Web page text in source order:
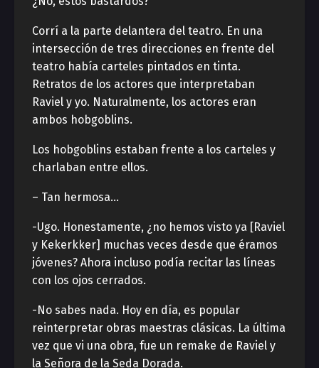
Corrí a la parte delantera del teatro. En una
intersección de tres direcciones en frente del
teatro había carteles pintados en tinta.
Retratos de los actores que interpretaban
Raviel y yo. Naturalmente, los actores eran
ambos hobgoblins.
Los hobgoblins estaban frente a los carteles y
charlaban entre ellos.
– Tan hermosa…
-Ugo. Honestamente, ¿no hemos visto ya [Raviel
y Kekerkker] muchas veces desde que éramos
jóvenes? Ahora incluso podía recitar las líneas
con los ojos cerrados.
-No sabes nada. Hoy en día, es popular
reinterpretar obras maestras clásicas. La última
vez que vi una obra, fue un remake de Raviel y
la Señora de la Seda Dorada.